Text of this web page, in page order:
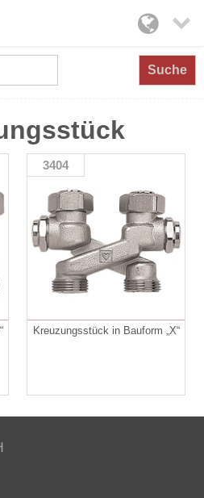

Suche
3404
Kreuzungsstück in Bauform „X“